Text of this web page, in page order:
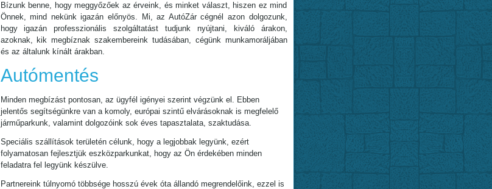
Bízunk benne, hogy meggyőzőek az érveink, és minket választ, hiszen ez mind
Önnek, mind nekünk igazán előnyös. Mi, az AutóZár cégnél azon dolgozunk,
hogy igazán professzionális szolgáltatást tudjunk nyújtani, kiváló árakon,
azoknak, kik megbíznak szakembereink tudásában, cégünk munkamoráljában
és az általunk kínált árakban.
Autómentés
Minden megbízást pontosan, az ügyfél igényei szerint végzünk el. Ebben
jelentős segítségünkre van a komoly, európai szintű elvárásoknak is megfelelő
járműparkunk, valamint dolgozóink sok éves tapasztalata, szaktudása.
Speciális szállítások területén célunk, hogy a legjobbak legyünk, ezért
folyamatosan fejlesztjük eszközparkunkat, hogy az Ön érdekében minden
feladatra fel legyünk készülve.
Partnereink túlnyomó többsége hosszú évek óta állandó megrendelőink, ezzel is